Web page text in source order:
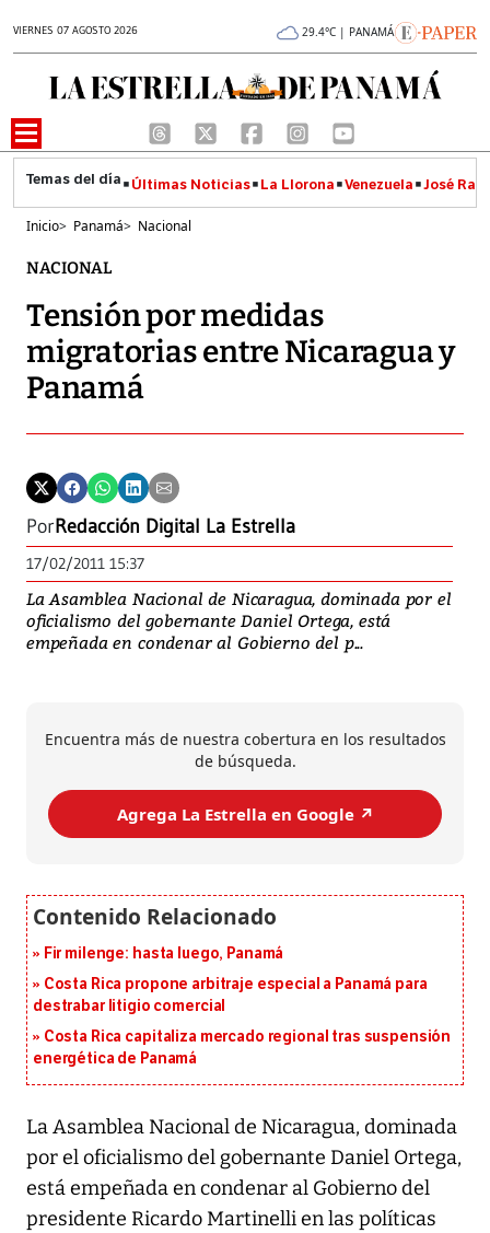
VIERNES 07 AGOSTO 2026 29.4°C | PANAMÁ
Últimas Noticias La Llorona Venezuela José
Inicio> Panamá> Nacional
NACIONAL
Tensión por medidas
migratorias entre Nicaragua y
Panamá
PorRedacción Digital La Estrella
17/02/2011 15:37
La Asamblea Nacional de Nicaragua, dominada por el
oficialismo del gobernante Daniel Ortega, está
empeñada en condenar al Gobierno del p...
Encuentra más de nuestra cobertura en los resultados
de búsqueda.
Agrega La Estrella en Google ↗️
Fir milenge: hasta luego, Panamá
Costa Rica propone arbitraje especial a Panamá para
destrabar litigio comercial
Costa Rica capitaliza mercado regional tras suspensión
energética de Panamá
La Asamblea Nacional de Nicaragua, dominada
por el oficialismo del gobernante Daniel Ortega,
está empeñada en condenar al Gobierno del
presidente Ricardo Martinelli en las políticas